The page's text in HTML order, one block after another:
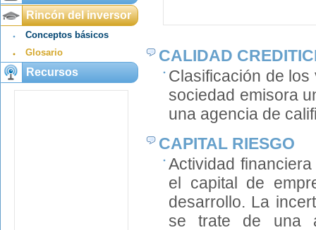
Rincón del inversor
Conceptos básicos
Glosario
Recursos
CALIDAD
Clasificación de
sociedad emisora
una agencia de
CAPITAL RIESGO
Actividad
el capital de
desarrollo. La
se trate de una